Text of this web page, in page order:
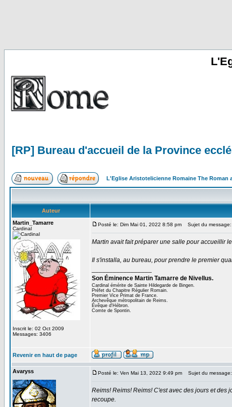
[RP] Bureau d'accueil de la Province
L'Eglise Aristotelicienne Romaine The
Auteur
Martin_Tamarre
Cardinal
Inscrit le: 02 Oct 2009
Messages: 3406
Posté le: Dim Mai 01, 2022 8:58 pm Sujet du message:
Martin avait fait préparer une salle pour accueillir
Il s'installa, au bureau, pour prendre le premier
Son Éminence Martin Tamarre de Nivellus.
Cardinal émérite de Sainte Hildegarde de Bingen.
Préfet du Chapitre Régulier Romain.
Premier Vice Primat de France.
Archevêque métropolitain de Reims.
Évêque d'Hébron.
Comte de Spontin.
Revenir en haut de page
Avaryss Posté le: Ven Mai 13, 2022 9:49 pm Sujet du message:
Reims! Reims! Reims! C'est avec des jours et des
recoupe.